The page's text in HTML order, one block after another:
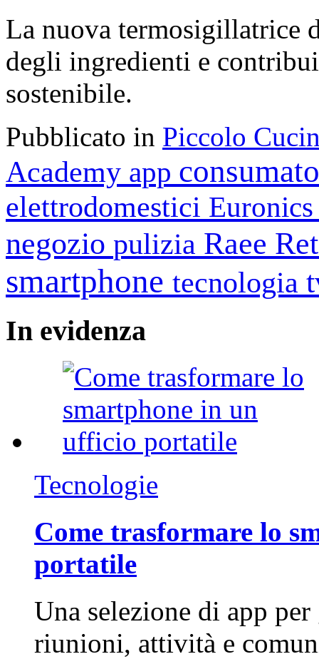
La nuova termosigillatrice
degli ingredienti e
sostenibile.
Pubblicato in Piccolo
Academy app
elettrodomestici
negozio pulizia Raee
smartphone tecnologia
In evidenza
Tecnologie
Come trasformare lo
portatile
Una selezione di app
riunioni, attività e